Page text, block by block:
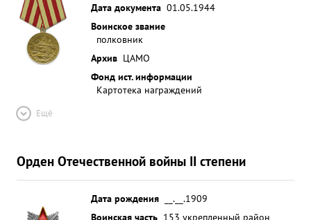
Дата документа 01.05.1944
Воинское звание
полковник
Архив ЦАМО
Фонд ист. информации
Картотека награждений
Ещё
Орден Отечественной войны II степени
Дата рождения
__.__.1909
Воинская часть 153 укрепленный район